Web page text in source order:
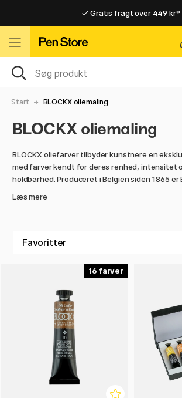
Gratis fragt over 449 kr*
Hurtigt til dør eller
Hurtigt til dør eller
Start BLOCKX oliemaling
BLOCKX oliemaling
BLOCKX oliefarver tilbyder kunstnere en
med farver kendt for deres renhed, intensitet
holdbarhed. Produceret i Belgien siden 1865 er
konsistens og lang holdbarhed.
BLOCKX oliefarver er det ideelle valg for dem,
palet med dybe og klare nuancer, perfekte til
detaljerede arbejder og større kunstværker.
deres stabilitet og lysægthed forbliver dine
og intense over tid.
Læs mere
16